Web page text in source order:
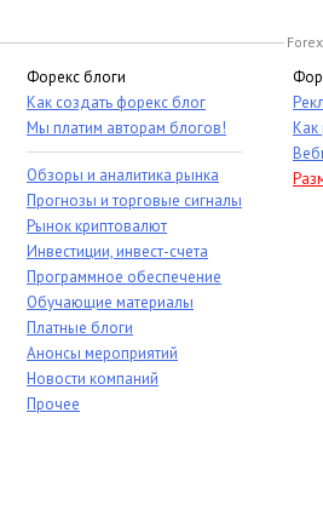
Форекс блоги
Как создать форекс блог
Мы платим авторам блогов!
Обзоры и аналитика рынка
Прогнозы и торговые сигналы
Рынок криптовалют
Инвестиции, инвест-счета
Программное обеспечение
Обучающие материалы
Платные блоги
Анонсы мероприятий
Новости компаний
Прочее
Как